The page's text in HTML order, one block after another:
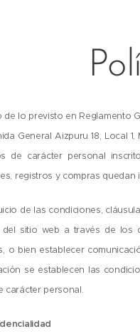
de lo previsto en Reglamento
General Aizpuru 18, Local
de carácter personal
registros y compras
de las condiciones,
del sitio web a través de los
o bien establecer
se establecen las
carácter personal.